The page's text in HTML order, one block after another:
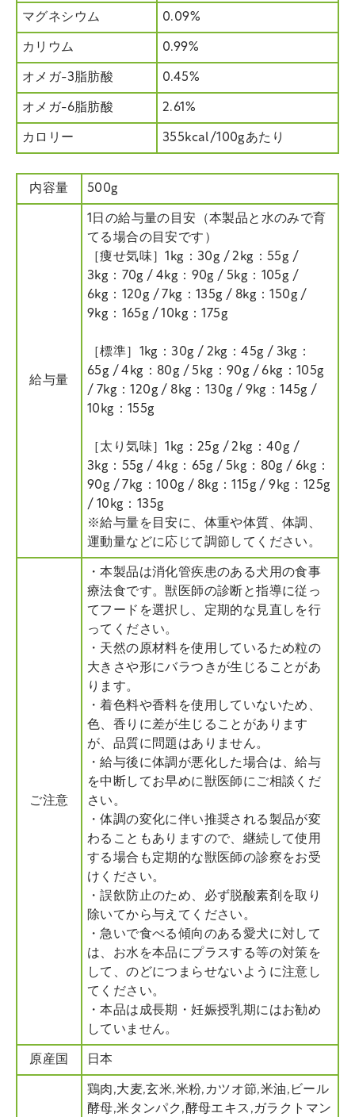
マグネシウム 0.09%
カリウム 0.99%
オメガ-3脂肪酸 0.45%
オメガ-6脂肪酸 2.61%
カロリー 355kcal/100gあたり
内容量 500g
給与量
1日の給与量の目安（本製品と水のみで育
てる場合の目安です）
［痩せ気味］1kg：30g / 2kg：55g /
3kg：70g / 4kg：90g / 5kg：105g /
6kg：120g / 7kg：135g / 8kg：150g /
9kg：165g / 10kg：175g
［標準］1kg：30g / 2kg：45g / 3kg：
65g / 4kg：80g / 5kg：90g / 6kg：105g
/ 7kg：120g / 8kg：130g / 9kg：145g /
10kg：155g
［太り気味］1kg：25g / 2kg：40g /
3kg：55g / 4kg：65g / 5kg：80g / 6kg：
90g / 7kg：100g / 8kg：115g / 9kg：125g
/ 10kg：135g
※給与量を目安に、体重や体質、体調、
運動量などに応じて調節してください。
ご注意
・本製品は消化管疾患のある犬用の食事
療法食です。獣医師の診断と指導に従っ
てフードを選択し、定期的な見直しを行
ってください。
・天然の原材料を使用しているため粒の
大きさや形にバラつきが生じることがあ
ります。
・着色料や香料を使用していないため、
色、香りに差が生じることがあります
が、品質に問題はありません。
・給与後に体調が悪化した場合は、給与
を中断してお早めに獣医師にご相談くだ
さい。
・体調の変化に伴い推奨される製品が変
わることもありますので、継続して使用
する場合も定期的な獣医師の診察をお受
けください。
・誤飲防止のため、必ず脱酸素剤を取り
除いてから与えてください。
・急いで食べる傾向のある愛犬に対して
は、お水を本品にプラスする等の対策を
して、のどにつまらせないように注意し
てください。
・本品は成長期・妊娠授乳期にはお勧め
していません。
原産国 日本
鶏肉,大麦,玄米,米粉,カツオ節,米油,ビール
酵母,米タンパク,酵母エキス,ガラクトマン